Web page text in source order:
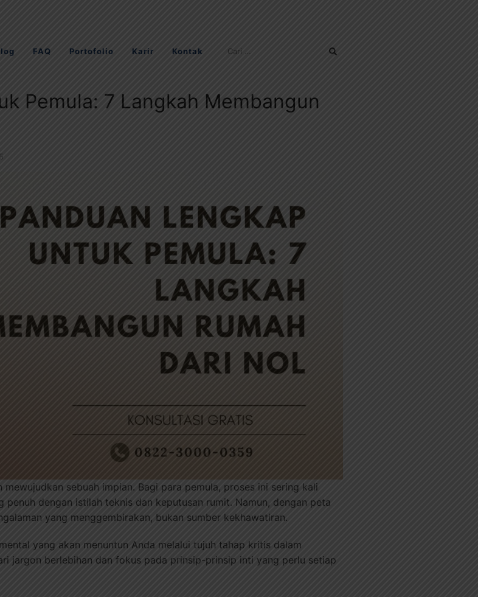
FAQ Portofolio Karir Kontak
Pemula: 7 Langkah Membangun
sebuah impian. Bagi para pemula, proses ini sering kali
dengan istilah teknis dan keputusan rumit. Namun, dengan peta
yang menggembirakan, bukan sumber kekhawatiran.
yang akan menuntun Anda melalui tujuh tahap kritis dalam
jargon berlebihan dan fokus pada prinsip-prinsip inti yang perlu setiap